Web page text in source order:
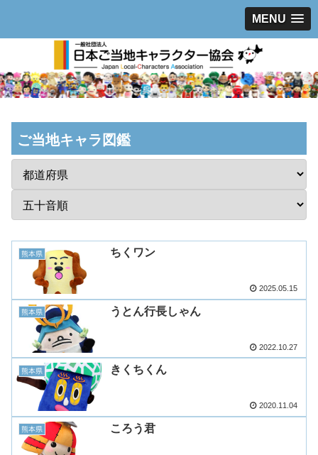
MENU
ご当地キャラ図鑑
熊本県 ちくワン
2025.05.15
熊本県 うとん行長しゃん
2022.10.27
熊本県 きくちくん
2020.11.04
熊本県 ころう君